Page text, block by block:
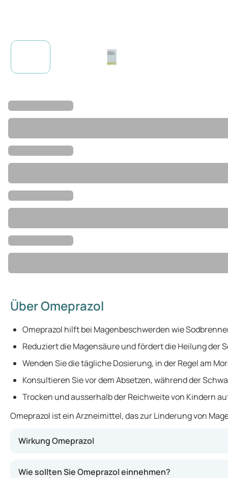
Über Omeprazol
Omeprazol hilft bei Magenbeschwerden wie
Reduziert die Magensäure und fördert die Heilung der
Wenden Sie die tägliche Dosierung, in der Regel am
Konsultieren Sie vor dem Absetzen, während der
Trocken und ausserhalb der Reichweite von Kindern
Omeprazol ist ein Arzneimittel, das zur Linderung von
Wirkung Omeprazol
Wie sollten Sie Omeprazol einnehmen?